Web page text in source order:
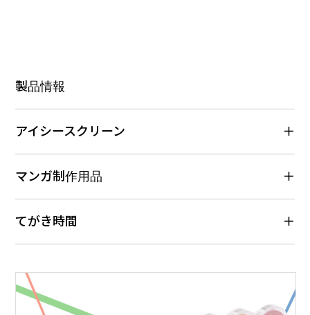
製品情報
アイシースクリーン
マンガ制作用品
てがき時間